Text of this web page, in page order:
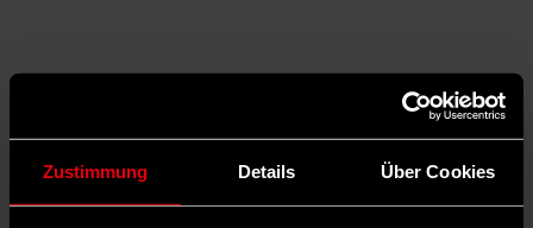
Zustimmung Details Über Cookies